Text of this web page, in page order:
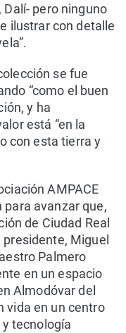
Dalí- pero ninguno
ilustrar con detalle
se fue
“como el buen
y ha
está “en la
con esta tierra y
AMPACE
avanzar que,
de Ciudad Real
Miguel
Palmero
en un espacio
Almodóvar del
vida en un centro
tecnología